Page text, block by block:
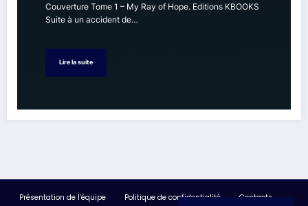
Couverture Tome 1 – My Ray of Hope. Editions KBOOKS
Suite à un accident de…
Lire la suite
Présentation de l’équipe Politique de confidentialité Contacts